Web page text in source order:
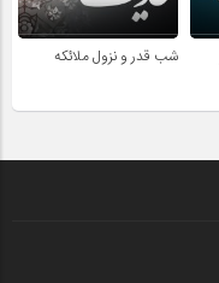
شب قدر و نزول ملائکه